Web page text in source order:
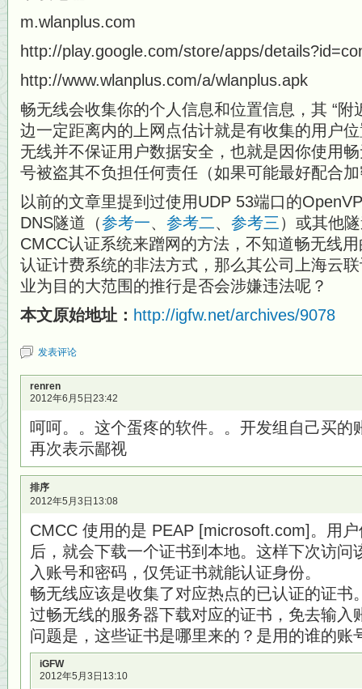
m.wlanplus.com
http://play.google.com/store/apps/
http://www.wlanplus.com/a/wlanplus.apk
畅无线会收集你的个人信息和位置信息，其 “附
边一定距离内的上网点估计就是有收集的用户
无线并不保证用户数据安全，也就是因你使用
号被盗其不负担任何责任（如果可能最好配合
以前的文章里提到过使用UDP 53端口的
DNS隧道（参考一、 参考二、 参考三 ）或其他
CMCC认证系统来蹭网的方法，不知道畅无线
认证计费系统的非法方式，那么其公司上海云
业为目的大范围的推行是否会涉嫌违法呢？
本文原始地址： http://igfw.net/archives/9078
发表评论
renren
2012年6月5日23:42
呵呵。。这个蛋疼的软件。。开发组自己买的
再次表示鄙视
排序
2012年5月3日13:08
CMCC 使用的是 PEAP [microsoft.com]。用
后，就会下载一个证书到本地。这样下次访问
入账号和密码，仅凭证书就能认证身份。
畅无线应该是收集了对应热点的已认证的证书
过畅无线的服务器下载对应的证书，免去输入
问题是，这些证书是哪里来的？是用的谁的账
iGFW
2012年5月3日13:10